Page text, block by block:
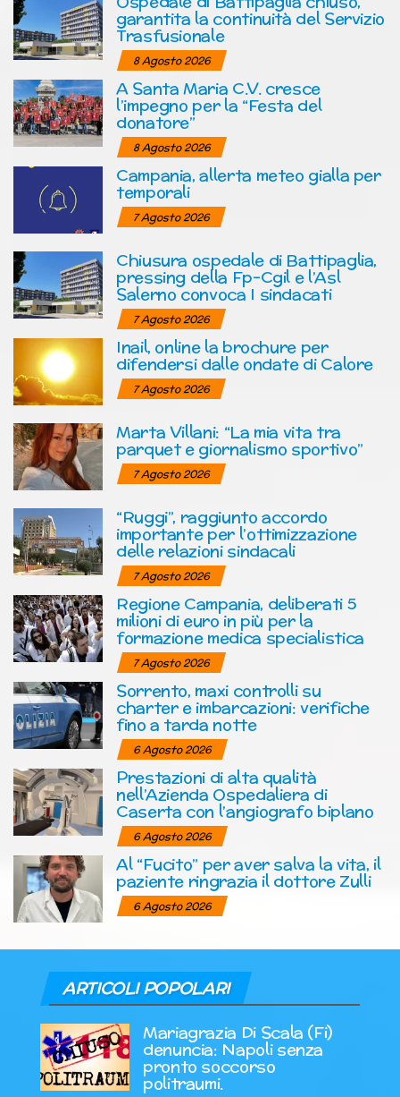
garantita la continuità del Servizio
Trasfusionale
8 Agosto 2026
A Santa Maria C.V. cresce
l’impegno per la “Festa del
donatore”
8 Agosto 2026
Campania, allerta meteo gialla per
temporali
7 Agosto 2026
Chiusura ospedale di Battipaglia,
pressing della Fp-Cgil e l’Asl
Salerno convoca I sindacati
7 Agosto 2026
Inail, online la brochure per
difendersi dalle ondate di Calore
7 Agosto 2026
Marta Villani: “La mia vita tra
parquet e giornalismo sportivo”
7 Agosto 2026
“Ruggi”, raggiunto accordo
importante per l’ottimizzazione
delle relazioni sindacali
7 Agosto 2026
Regione Campania, deliberati 5
milioni di euro in più per la
formazione medica specialistica
7 Agosto 2026
Sorrento, maxi controlli su
charter e imbarcazioni: verifiche
fino a tarda notte
6 Agosto 2026
Prestazioni di alta qualità
nell’Azienda Ospedaliera di
Caserta con l’angiografo biplano
6 Agosto 2026
Al “Fucito” per aver salva la vita, il
paziente ringrazia il dottore Zulli
6 Agosto 2026
ARTICOLI POPOLARI
Mariagrazia Di Scala (Fi)
denuncia: Napoli senza
pronto soccorso
politraumi.